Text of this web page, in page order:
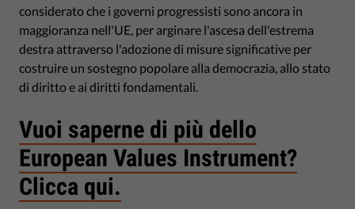
considerato che i governi progressisti sono ancora in
maggioranza nell'UE, per arginare l'ascesa dell'estrema
destra attraverso l'adozione di misure significative per
costruire un sostegno popolare alla democrazia, allo stato
di diritto e ai diritti fondamentali.
Vuoi saperne di più dello
European Values Instrument?
Clicca qui.